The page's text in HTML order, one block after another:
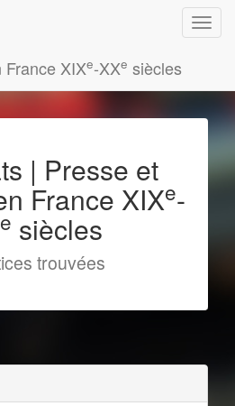
XIXe-XXe siècles
| Presse et
France XIXe-
e siècles
trouvées